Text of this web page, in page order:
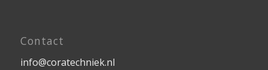
Contact
info@coratechniek.nl